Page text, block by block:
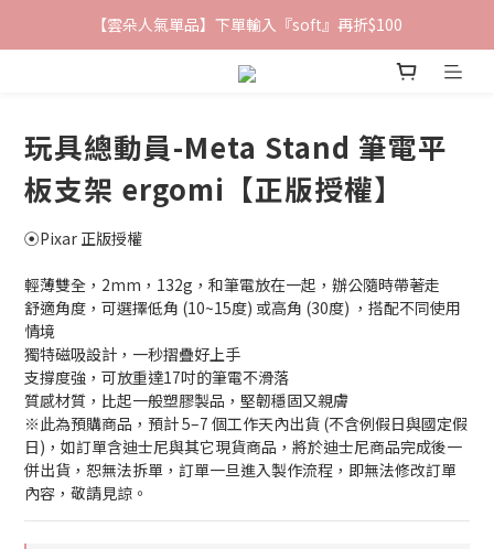
鐵粉群開張！限時加入贈100折價券🎀
✨前往加入LINE好友領取專屬 $100優惠券✨
鐵粉群開張！限時加入贈100折價券🎀
玩具總動員-Meta Stand 筆電平
板支架 ergomi【正版授權】
⦿Pixar 正版授權
輕薄雙全，2mm，132g，和筆電放在一起，辦公隨時帶著走
舒適角度，可選擇低角 (10~15度) 或高角 (30度) ，搭配不同使用
情境
獨特磁吸設計，一秒摺疊好上手
支撐度強，可放重達17吋的筆電不滑落
質感材質，比起一般塑膠製品，堅韌穩固又親膚
※此為預購商品，預計 5–7 個工作天內出貨 (不含例假日與國定假
日)，如訂單含迪士尼與其它現貨商品，將於迪士尼商品完成後一
併出貨，恕無法拆單，訂單一旦進入製作流程，即無法修改訂單
內容，敬請見諒。